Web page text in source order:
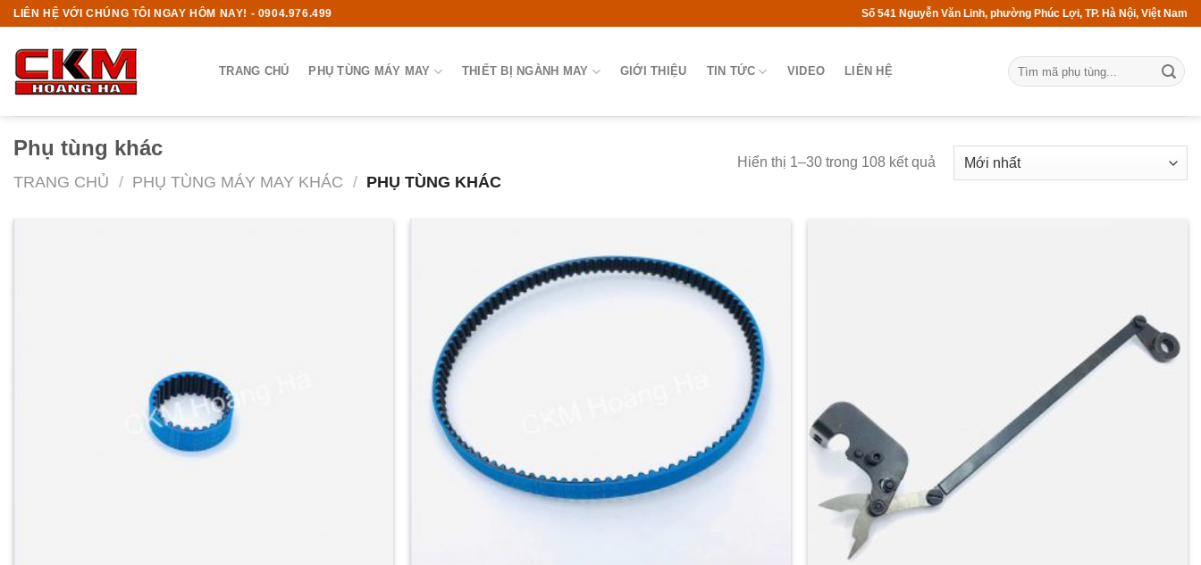
Skip
content
LIÊN HỆ VỚI CHÚNG TÔI NGAY HÔM NAY! - 0904.976.499 Số 541 Nguyễn Văn Linh, phường Phúc Lợi, TP. Hà Nội, Việt Nam
TRANG CHỦ PHỤ TÙNG MÁY MAY THIẾT BỊ NGÀNH MAY GIỚI THIỆU TIN TỨC VIDEO LIÊN HỆ
Phụ tùng khác
TRANG CHỦ / PHỤ TÙNG MÁY MAY KHÁC / PHỤ TÙNG KHÁC
Hiển thị 1–30 trong 108 kết quả